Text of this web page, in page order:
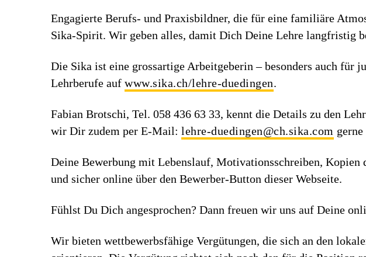
Engagierte Berufs- und Praxisbildner, die für eine familiäre
Sika-Spirit. Wir geben alles, damit Dich Deine Lehre langfristig
Die Sika ist eine grossartige Arbeitgeberin – besonders auch für
Lehrberufe auf www.sika.ch/lehre-duedingen.
Fabian Brotschi, Tel. 058 436 63 33, kennt die Details zu den
wir Dir zudem per E-Mail: lehre-duedingen@ch.sika.com
Deine Bewerbung mit Lebenslauf, Motivationsschreiben,
und sicher online über den Bewerber-Button dieser Webseite.
Fühlst Du Dich angesprochen? Dann freuen wir uns auf Deine
Wir bieten wettbewerbsfähige Vergütungen, die sich an den